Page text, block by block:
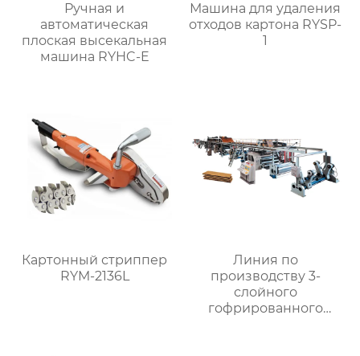
Ручная и
автоматическая
плоская высекальная
машина RYHC-E
Машина для удаления
отходов картона RYSP-
1
Картонный стриппер
RYM-2136L
Линия по
производству 3-
слойного
гофрированного